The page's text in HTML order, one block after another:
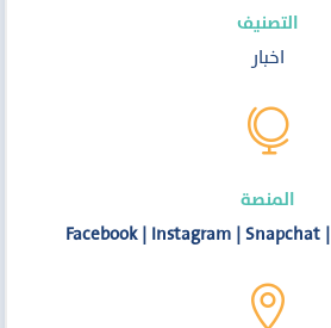
التصنيف
اخبار

المنصة
Facebook| Instagram|Snapchat|
